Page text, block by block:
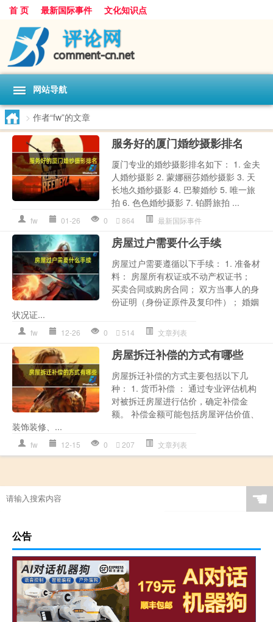
首 页 最新国际事件 文化知识点
网站导航
> 作者“fw”的文章
服务好的厦门婚纱摄影排名
厦门专业的婚纱摄影排名如下： 1. 金夫
人婚纱摄影 2. 蒙娜丽莎婚纱摄影 3. 天
长地久婚纱摄影 4. 巴黎婚纱 5. 唯一旅
拍 6. 色色婚纱摄影 7. 铂爵旅拍 ...
fw 01-26 0 864 最新国际事件
房屋过户需要什么手续
房屋过户需要遵循以下手续： 1. 准备材
料： 房屋所有权证或不动产权证书；
买卖合同或购房合同； 双方当事人的身
份证明（身份证原件及复印件）； 婚姻
状况证...
fw 12-26 0 514 文章列表
房屋拆迁补偿的方式有哪些
房屋拆迁补偿的方式主要包括以下几
种： 1. 货币补偿 ： 通过专业评估机构
对被拆迁房屋进行估价，确定补偿金
额。 补偿金额可能包括房屋评估价值、
装饰装修、...
fw 12-15 0 207 文章列表
☚
公告